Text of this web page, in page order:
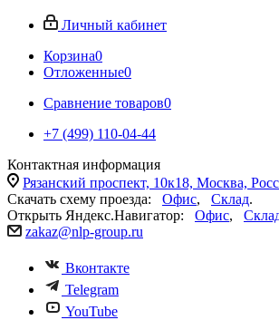
Личный кабинет
Корзина0
Отложенные0
Сравнение товаров0
+7 (499) 110-04-44
Контактная информация
Рязанский проспект, 10к18, Москва,
Скачать схему проезда: Офис, Склад.
Открыть Яндекс.Навигатор: Офис,
zakaz@nlp-group.ru
Вконтакте
Telegram
YouTube